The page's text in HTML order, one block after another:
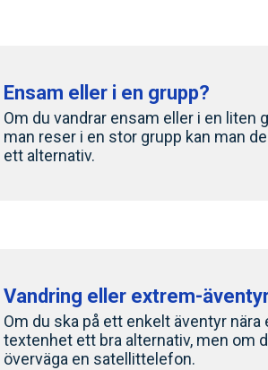
Ensam eller i en grupp?
Om du vandrar ensam eller i en
man reser i en stor grupp kan man
ett alternativ.
Vandring eller extrem-
Om du ska på ett enkelt äventyr
textenhet ett bra alternativ, men om
överväga en satellittelefon.